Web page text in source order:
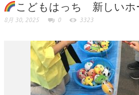
こどもはっち 新しいホ
8月 30, 2025 0 3323